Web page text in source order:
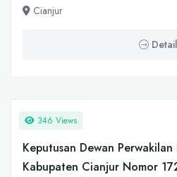
Cianjur
Detail
346 Views
Keputusan Dewan
Kabupaten Cianjur Nomor